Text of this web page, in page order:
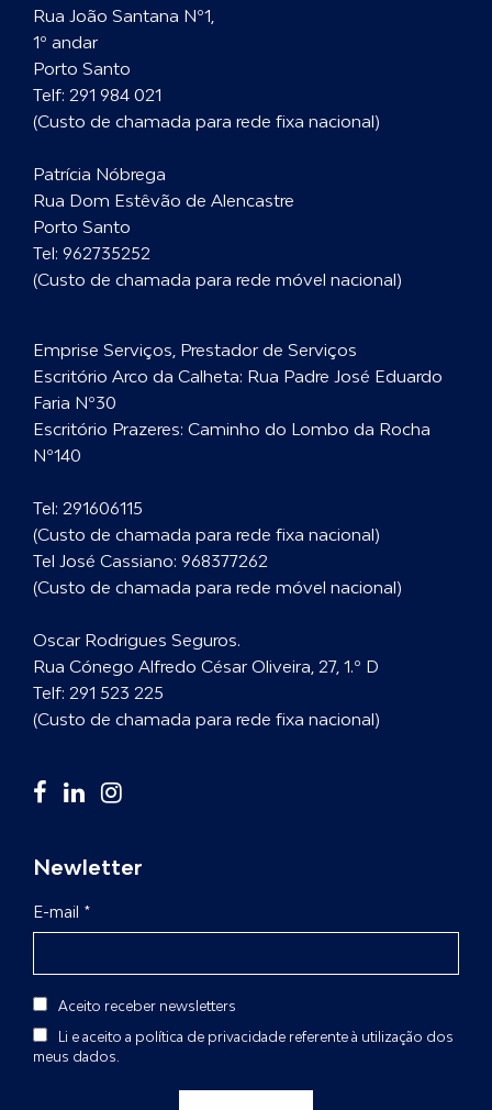
Rua João Santana Nº1,
1º andar
Porto Santo
Telf: 291 984 021
(Custo de chamada para rede fixa nacional)
Patrícia Nóbrega
Rua Dom Estêvão de Alencastre
Porto Santo
Tel: 962735252
(Custo de chamada para rede móvel nacional)
Emprise Serviços, Prestador de Serviços
Escritório Arco da Calheta: Rua Padre José Eduardo
Faria Nº30
Escritório Prazeres: Caminho do Lombo da Rocha
Nº140
Tel: 291606115
(Custo de chamada para rede fixa nacional)
Tel José Cassiano: 968377262
(Custo de chamada para rede móvel nacional)
Oscar Rodrigues Seguros.
Rua Cónego Alfredo César Oliveira, 27, 1.º D
Telf: 291 523 225
(Custo de chamada para rede fixa nacional)
Newletter
E-mail *
Aceito receber newsletters
Li e aceito a política de privacidade referente à utilização dos
meus dados.